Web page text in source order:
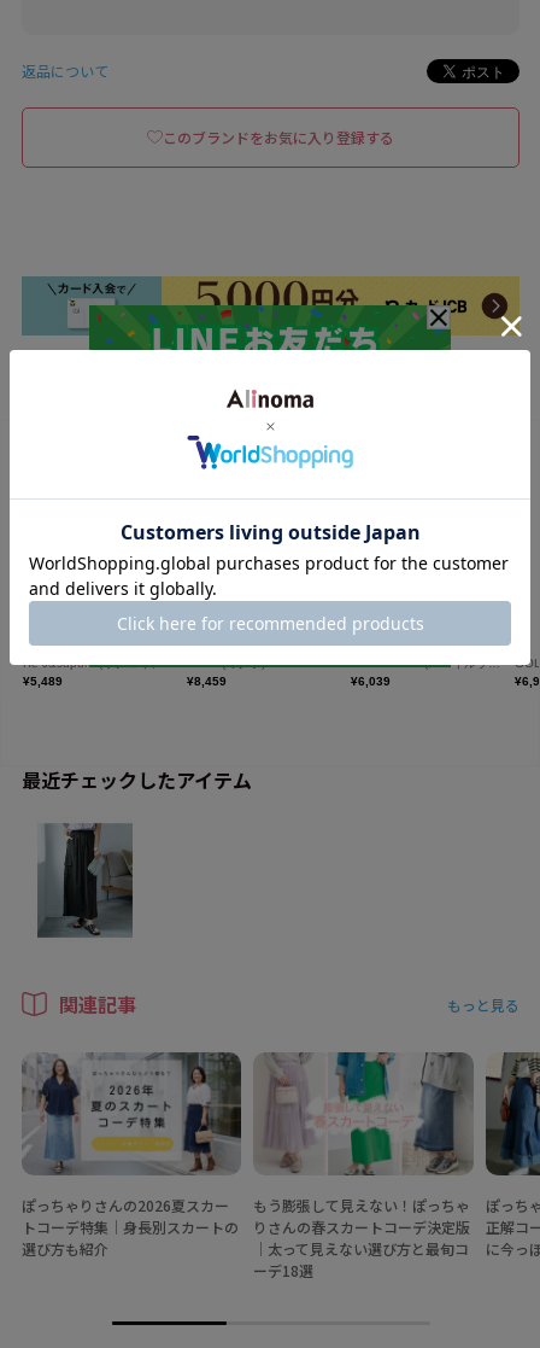
返品について
このブランドをお気に入り登録する
最近チェックしたアイテム
関連記事 もっと見る
ぽっちゃりさんの2026夏スカー
トコーデ特集│身長別スカートの
選び方も紹介
もう膨張して見えない！ぽっちゃ
りさんの春スカートコーデ決定版
│太って見えない選び方と最旬コ
ーデ18選
ぽっち
正解コ
に今っ